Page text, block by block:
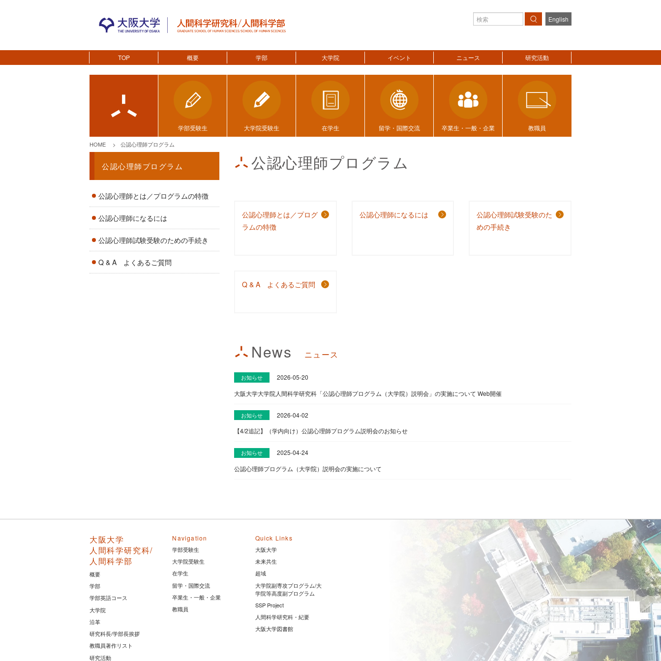
検索
English
TOP 概要 学部 大学院 イベント ニュース 研究活動
学部受験生 大学院受験生 在学生 留学・国際交流 卒業生・一般・企業 教職員
HOME 公認心理師プログラム
公認心理師プログラム
公認心理師とは／プログ
ラムの特徴
公認心理師になるには
公認心理師試験受験のた
めの手続き
Q & A よくあるご質問
News ニュース
お知らせ
2026-05-20
大阪大学大学院人間科学研究科「公認心理師プログラム（大学院）説明会」の実施について Web開催
お知らせ
2026-04-02
【4/2追記】（学内向け）公認心理師プログラム説明会のお知らせ
お知らせ
2025-04-24
公認心理師プログラム（大学院）説明会の実施について
公認心理師プログラム
公認心理師とは／プログラムの特徴
公認心理師になるには
公認心理師試験受験のための手続き
Q & A よくあるご質問
大阪大学
人間科学研究科/
人間科学部
概要
学部
学部英語コース
大学院
沿革
研究科長/学部長挨拶
教職員著作リスト
研究活動
Navigation
学部受験生
大学院受験生
在学生
留学・国際交流
卒業生・一般・企業
教職員
Quick Links
大阪大学
未来共生
超域
大学院副専攻プログラム/大
学院等高度副プログラム
SSP Project
人間科学研究科・紀要
大阪大学図書館